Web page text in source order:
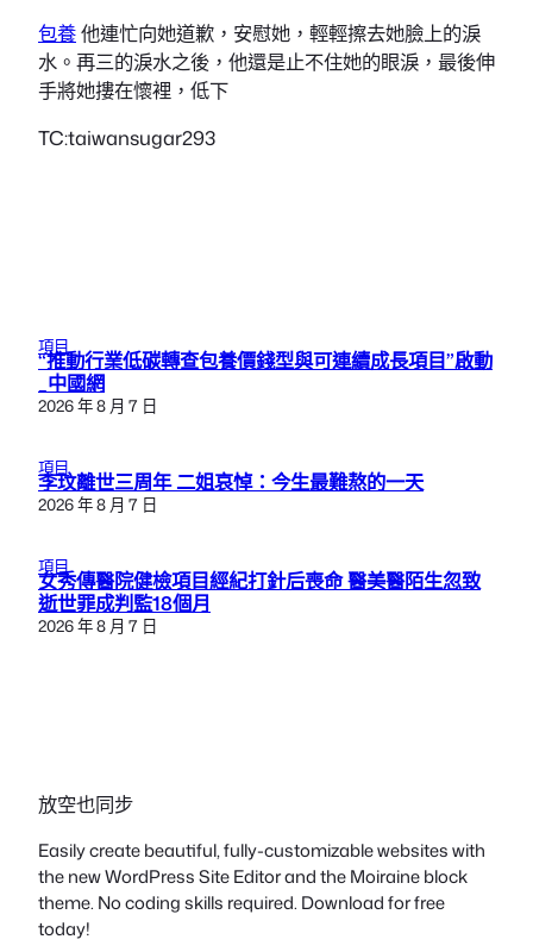
包養他連忙向她道歉，安慰她，輕輕擦去她臉上的淚
水。再三的淚水之後，他還是止不住她的眼淚，最後伸
手將她摟在懷裡，低下
TC:taiwansugar293
項目
“推動行業低碳轉查包養價錢型與可連續成長項目”啟動
_中國網
2026 年 8 月 7 日
項目
李玟離世三周年 二姐哀悼：今生最難熬的一天
2026 年 8 月 7 日
項目
女秀傳醫院健檢項目經紀打針后喪命 醫美醫陌生忽致
逝世罪成判監18個月
2026 年 8 月 7 日
放空也同步
Easily create beautiful, fully-customizable websites with
the new WordPress Site Editor and the Moiraine block
theme. No coding skills required. Download for free
today!